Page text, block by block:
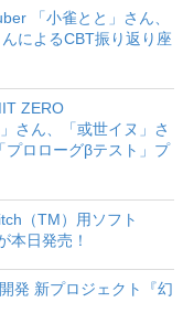
「小雀とと」さん、
によるCBT振り返り座
ZERO
さん、「或世イヌ」さ
プロローグβテスト」プ
（TM）用ソフト
本日発売！
発 新プロジェクト『幻